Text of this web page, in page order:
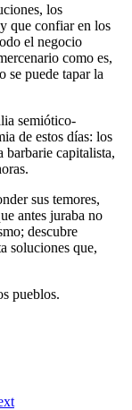
los
que confiar en los
el negocio
como es,
se puede tapar la
semiótico-
de estos días: los
barbarie capitalista,
sus temores,
antes juraba no
descubre
soluciones que,
pueblos.